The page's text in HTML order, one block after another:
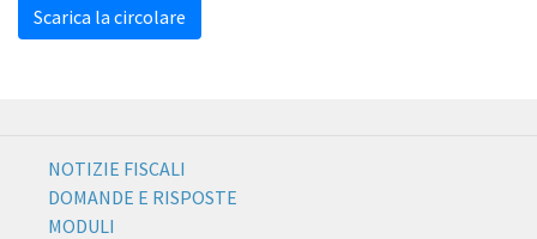
Scarica la circolare
NOTIZIE FISCALI
DOMANDE E RISPOSTE
MODULI